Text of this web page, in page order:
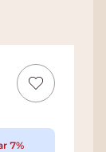
7%